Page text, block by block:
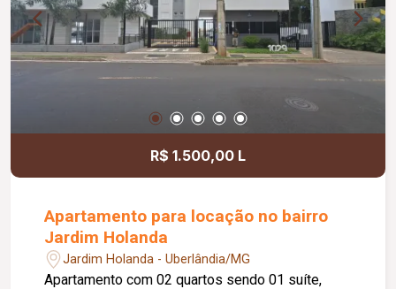
R$ 1.500,00 L
Apartamento para locação no bairro
Jardim Holanda
Jardim Holanda - Uberlândia/MG
Apartamento com 02 quartos sendo 01 suíte,